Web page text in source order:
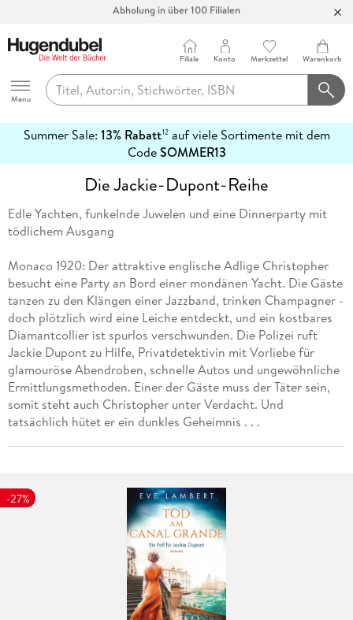
Hugendubel
Menu
Filiale Konto Merkzettel Warenkorb
Summer Sale: 13% Rabatt12auf viele Sortimente mit dem
CodeSOMMER13
erfahren
Die Jackie-Dupont-Reihe
Edle Yachten, funkelnde Juwelen und eine Dinnerparty mit
tödlichem Ausgang
Monaco 1920: Der attraktive englische Adlige Christopher
besucht eine Party an Bord einer mondänen Yacht. Die Gäste
tanzen zu den Klängen einer Jazzband, trinken Champagner -
doch plötzlich wird eine Leiche entdeckt, und ein kostbares
Diamantcollier ist spurlos verschwunden. Die Polizei ruft
Jackie Dupont zu Hilfe, Privatdetektivin mit Vorliebe für
glamouröse Abendroben, schnelle Autos und ungewöhnliche
Ermittlungsmethoden. Einer der Gäste muss der Täter sein,
somit steht auch Christopher unter Verdacht. Und
tatsächlich hütet er ein dunkles Geheimnis . . .
-27%